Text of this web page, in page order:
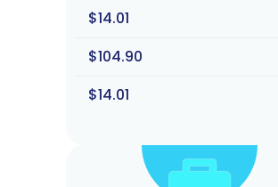
$14.01
$104.90
$14.01